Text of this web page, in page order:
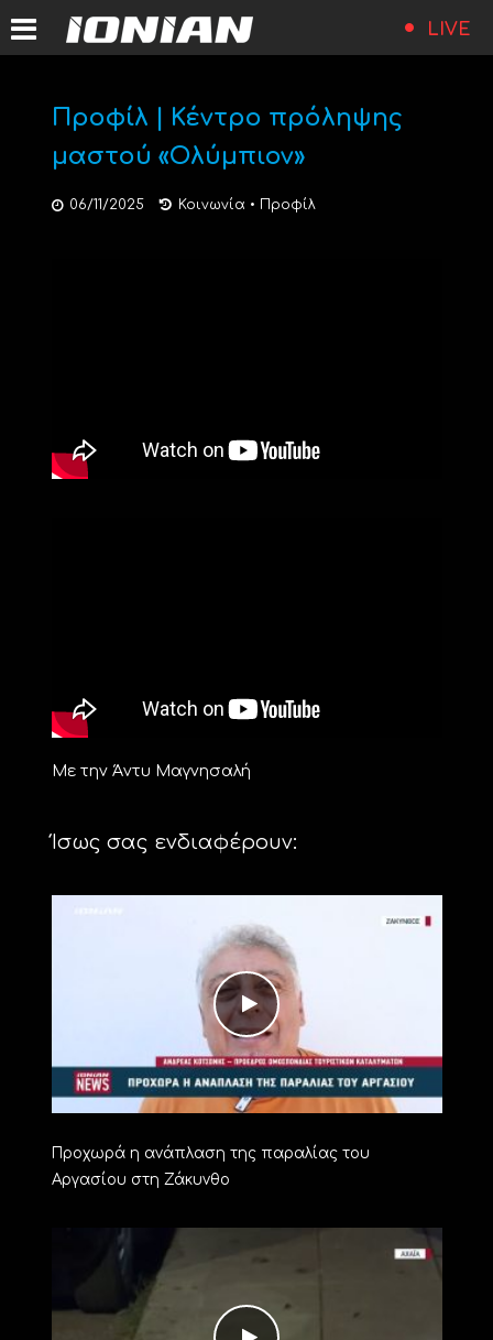
LIVE
Προφίλ | Κέντρο πρόληψης
μαστού «Ολύμπιον»
06/11/2025 Κοινωνία • Προφίλ
Με την Άντυ Μαγνησαλή
Ίσως σας ενδιαφέρουν:
Προχωρά η ανάπλαση της παραλίας του
Αργασίου στη Ζάκυνθο